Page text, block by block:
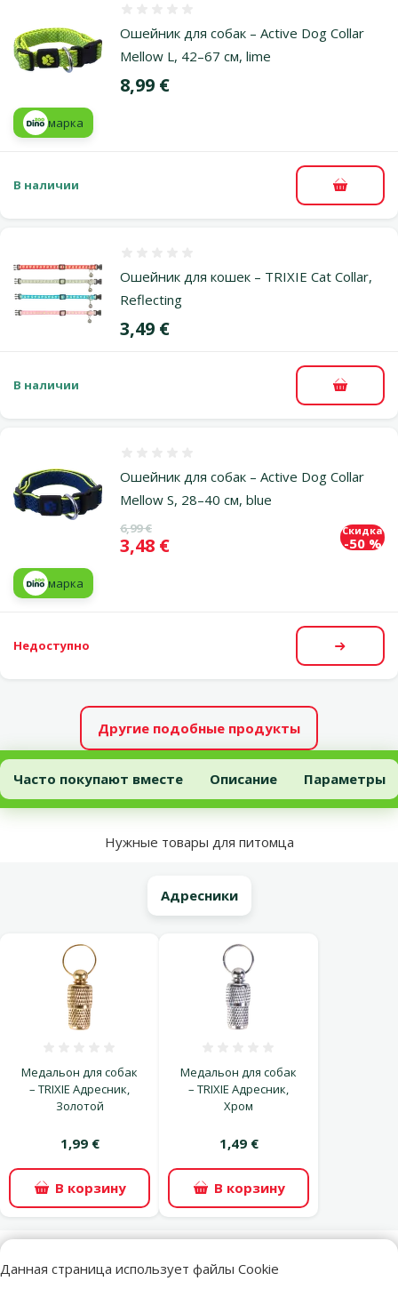
Данная страница использует файлы Cookie
Ошейник для собак – Active Dog Collar
Mellow L, 42–67 см, lime
Цена
8,99 €
марка
В наличии В
Ошейник для кошек – TRIXIE Cat Collar,
Reflecting
Цена
3,49 €
В наличии В
Ошейник для собак – Active Dog Collar
Mellow S, 28–40 см, blue
Исходная цена
6,99 €
Цена
3,48 €
Скидка
-50 %
марка
Недоступно
Другие подобные продукты
Ошейник для собак – Active Dog Collar Mellow M, 35–51 см, red
Часто покупают вместе Описание Параметры
В начало страницы
Нужные товары для питомца
Адресники
Медальон для собак
– TRIXIE Адресник,
Золотой
1,99 €
В корзину
Медальон для собак
– TRIXIE Адресник,
Хром
1,49 €
В корзину
superzoo.product.detail.content
Ошейник для собак – Active Dog Collar Mellow M, 35–51 см,